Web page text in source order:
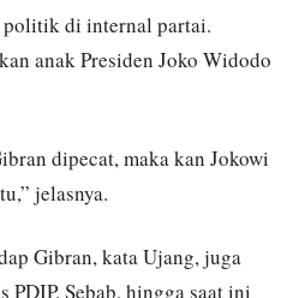
di internal partai.
anak Presiden Joko Widodo
dipecat, maka kan Jokowi
jelasnya.
Gibran, kata Ujang, juga
Sebab, hingga saat ini